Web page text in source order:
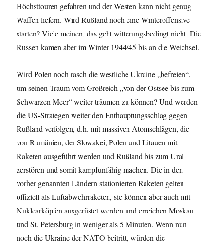
Höchsttouren gefahren und der Westen kann nicht genug
Waffen liefern. Wird Rußland noch eine Winteroffensive
starten? Viele meinen, das geht witterungsbedingt nicht. Die
Russen kamen aber im Winter 1944/45 bis an die Weichsel.
Wird Polen noch rasch die westliche Ukraine „befreien“,
um seinen Traum vom Großreich „von der Ostsee bis zum
Schwarzen Meer“ weiter träumen zu können? Und werden
die US-Strategen weiter den Enthauptungsschlag gegen
Rußland verfolgen, d.h. mit massiven Atomschlägen, die
von Rumänien, der Slowakei, Polen und Litauen mit
Raketen ausgeführt werden und Rußland bis zum Ural
zerstören und somit kampfunfähig machen. Die in den
vorher genannten Ländern stationierten Raketen gelten
offiziell als Luftabwehrraketen, sie können aber auch mit
Nuklearköpfen ausgerüstet werden und erreichen Moskau
und St. Petersburg in weniger als 5 Minuten. Wenn nun
noch die Ukraine der NATO beitritt, würden die